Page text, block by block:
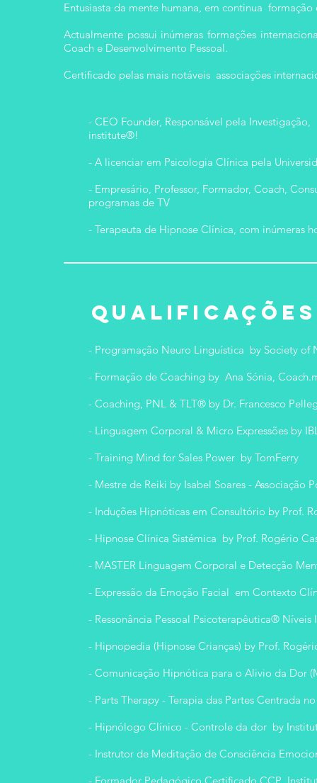
Entusiasta da mente humana, em continua
Actualmente possui inúmeras formações
Coach e Desenvolvimento Pessoal.
Certificado pelas mais notáveis associações
- CEO Founder, Responsável pela
institute®!
- A licenciar em Psicologia Clínica pela
- Empresário, Professor, Formador, Coach,
programas de TV
- Terapeuta de Hipnose Clínica, com inúmeras
- Programação Neuro Linguística by Society of
- Formação de Coaching by Ana Sónia,
- Coaching, PNL & TLT® by Dr. Francesco
- Linguagem Corporal & Micro Expressões by
- Training Mind for Sales Power by TomFerry
- Mestre de Reiki by Isabel Soares - Associação
- Induções Hipnóticas em Consultório by Prof.
- Hipnose Clínica Sistémica by Prof. Rogério
- MASTER Linguagem Corporal e Detecção
- Expressão da Emoção Facial em Contexto
- Ressonância Pessoal Psicoterapêutica®
- Hipnopedia (Hipnose Crianças) by Prof.
- Comunicação Hipnótica para o Alivio da Dor
- Parts Therapy - Terapia das Partes Centrada
- Hipnólogo Clínico - Controle da dor by
- Instrutor de Meditação de Consciência